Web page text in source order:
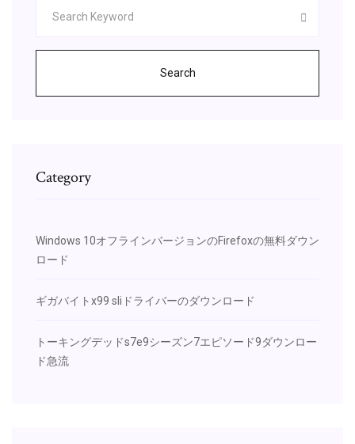
Search
Category
Windows 10オフラインバージョンのFirefoxの無料ダウン
ロード
ギガバイトx99 sliドライバーのダウンロード
トーキングデッドs7e9シーズン7エピソード9ダウンロー
ド急流